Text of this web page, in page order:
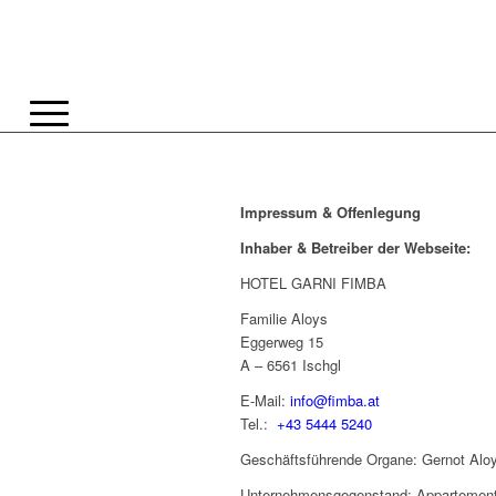
Impressum & Offenlegung
Inhaber & Betreiber der Webseite:
HOTEL GARNI FIMBA
Familie Aloys
Eggerweg 15
A – 6561 Ischgl
E-Mail: info@fimba.at
Tel.: +43 5444 5240
Geschäftsführende Organe: Gernot